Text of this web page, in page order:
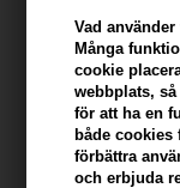
Vad
Många
cookie
webbplats,
för att ha en
både cookies
förbättra
och erbjuda
I lager-
Du tjänar 25
konto
KÖP FÖR